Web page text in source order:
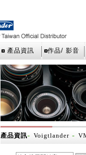
產品資訊 作品/ 影音
產品資訊- Voigtlander -